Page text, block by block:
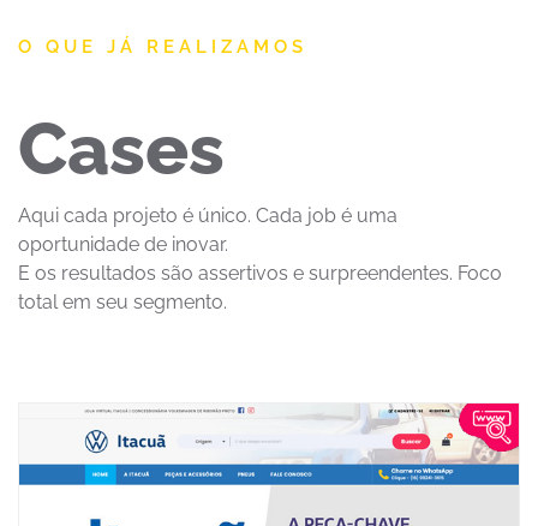
O QUE JÁ REALIZAMOS
Cases
Aqui cada projeto é único. Cada job é uma
oportunidade de inovar.
E os resultados são assertivos e surpreendentes. Foco
total em seu segmento.